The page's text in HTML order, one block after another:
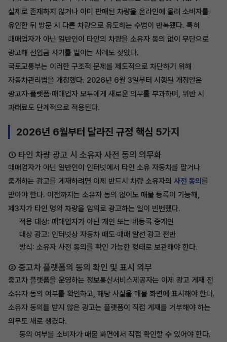
실제로 존재하지 않거나 이미 판매된 차량을 온라인에 올려 소비자를
유인한 뒤 방문 시 다른 차량으로 유도하는 수법이 반복됐다. 특히
매매업자가 아닌 일반인이 타인의 차량을 소유자 동의 없이 무단으로
광고해 선입금 사기를 벌이는 사례도 잦았다.
국토교통부는 이러한 구조적 문제를 제도적으로 차단하기 위해
자동차관리법을 개정했다. 2026년 6월 3일부터 시행된 개정안은
광고자·플랫폼·매매업자 모두에게 새로운 의무를 부과하며, 위반 시
과태료도 단계적으로 적용된다.
2026년 6월부터 달라진 규정 핵심 5가지
① 타인 차량 광고 시 소유자 사전 동의 의무화
매매업자가 아닌 일반인이 인터넷에서 타인 소유 자동차를 팔거나
중개하는 광고를 게재하려면 이제 반드시 차량 소유자의 사전 동의 를
받아야 한다. 이전까지는 소유자 동의 없이도 매물 등록이 가능해,
제3자가 타인 명의 차량을 임의로 광고하는 일이 빈번했다.
적용 대상: 매매업자가 아닌 개인 또는 비등록 중개인
대상 광고: 인터넷상 자동차 매도·매매 알선 광고 전반
방식: 소유자 사전 동의를 확인 가능한 형태로 보관해야 한다.
② 중고차 플랫폼의 동의 확인 및 표시 의무
중고차 플랫폼을 운영하는 정보통신서비스제공자는 이제 광고 게재 전
소유자 동의 여부를 확인하고, 해당 사실을 매물 화면에 표시해야 한다.
소유자 동의를 받지 않은 광고는 플랫폼이 직접 게재를 거부해야 하는
의무도 새로 생겼다.
동의 여부를 소비자가 매물 화면에서 직접 확인할 수 있어야 한다.